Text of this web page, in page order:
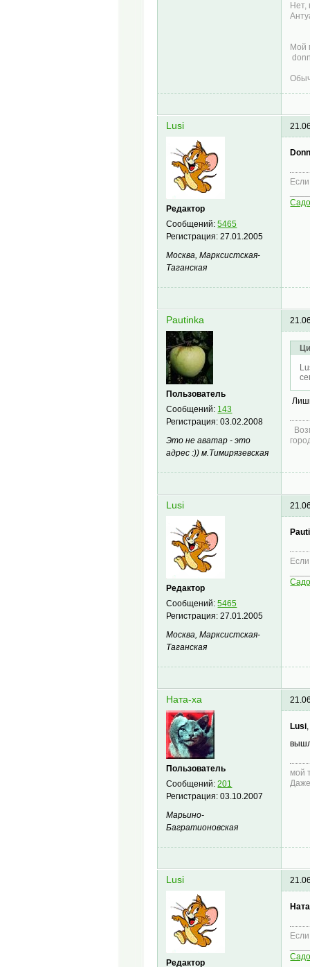
Нет,
Мой
Lusi
Редактор
Сообщений:5465
Регистрация:27.01.2005
Москва, Марксистская-
Таганская
Pautinka
Пользователь
Сообщений: 143
Регистрация:03.02.2008
Это не аватар - это
адрес :)) м.Тимирязевская
Lusi
Редактор
Сообщений:5465
Регистрация:27.01.2005
Москва, Марксистская-
Таганская
Ната-ха
Пользователь
Сообщений:201
Регистрация:03.10.2007
Марьино-
Багратионовская
Lusi
мой
Lusi
Редактор